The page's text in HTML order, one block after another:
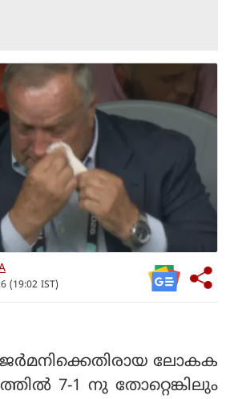
(19:02 IST)
ജർമനിക്കെതിരായ ലോകക
7-1 നു തോറ്റെങ്കിലും